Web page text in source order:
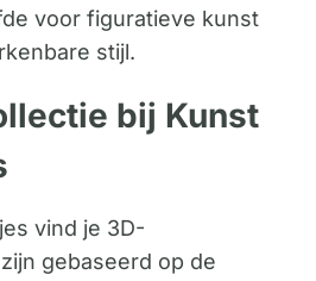
voor figuratieve kunst
stijl.
bij Kunst
vind je 3D-
gebaseerd op de